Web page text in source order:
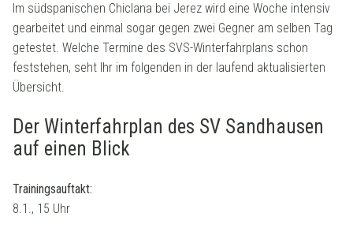
Im südspanischen Chiclana bei Jerez wird eine Woche intensiv
gearbeitet und einmal sogar gegen zwei Gegner am selben Tag
getestet. Welche Termine des SVS-Winterfahrplans schon
feststehen, seht Ihr im folgenden in der laufend aktualisierten
Übersicht.
Der Winterfahrplan des SV Sandhausen
auf einen Blick
Trainingsauftakt:
8.1., 15 Uhr